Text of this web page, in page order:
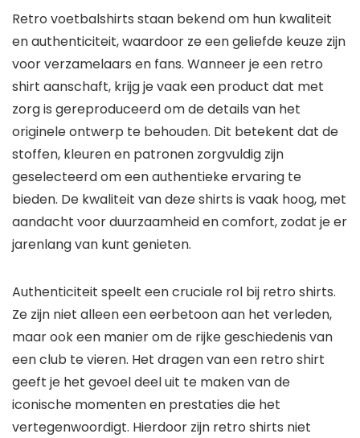
Retro voetbalshirts staan bekend om hun kwaliteit
en authenticiteit, waardoor ze een geliefde keuze zijn
voor verzamelaars en fans. Wanneer je een retro
shirt aanschaft, krijg je vaak een product dat met
zorg is gereproduceerd om de details van het
originele ontwerp te behouden. Dit betekent dat de
stoffen, kleuren en patronen zorgvuldig zijn
geselecteerd om een authentieke ervaring te
bieden. De kwaliteit van deze shirts is vaak hoog, met
aandacht voor duurzaamheid en comfort, zodat je er
jarenlang van kunt genieten.
Authenticiteit speelt een cruciale rol bij retro shirts.
Ze zijn niet alleen een eerbetoon aan het verleden,
maar ook een manier om de rijke geschiedenis van
een club te vieren. Het dragen van een retro shirt
geeft je het gevoel deel uit te maken van de
iconische momenten en prestaties die het
vertegenwoordigt. Hierdoor zijn retro shirts niet